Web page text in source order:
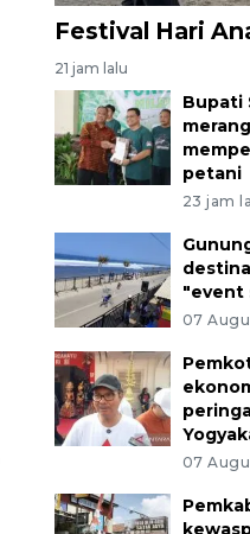
Festival Hari
21 jam lalu
Bupati
petani
23 jam
"event
07
07